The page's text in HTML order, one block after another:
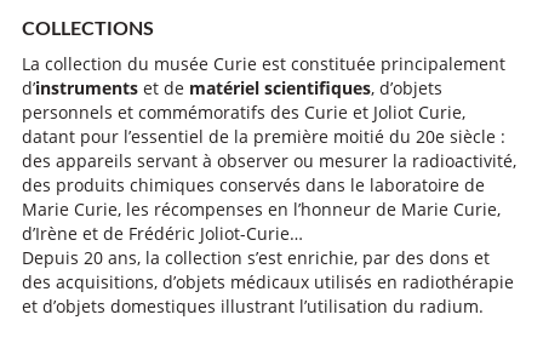
COLLECTIONS
La collection du musée Curie est constituée principalement
d’instruments et de matériel scientifiques, d’objets
personnels et commémoratifs des Curie et Joliot Curie,
datant pour l’essentiel de la première moitié du 20e siècle :
des appareils servant à observer ou mesurer la radioactivité,
des produits chimiques conservés dans le laboratoire de
Marie Curie, les récompenses en l’honneur de Marie Curie,
d’Irène et de Frédéric Joliot-Curie…
Depuis 20 ans, la collection s’est enrichie, par des dons et
des acquisitions, d’objets médicaux utilisés en radiothérapie
et d’objets domestiques illustrant l’utilisation du radium.